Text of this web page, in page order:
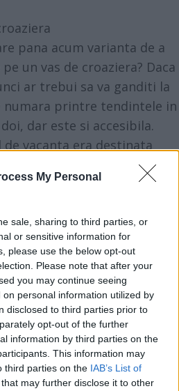
My Personal
sale, sharing to third parties, or
or sensitive information for
please use the below opt-out
Please note that after your
you may continue seeing
personal information utilized by
disclosed to third parties prior to
opt-out of the further
information by third parties on the
This information may
third parties on the IAB’s List of
that may further disclose it to other
pana acum varianta de a
un vas de croaziera? Daca
ar trebui sa va ganditi la
numara printre tendintele in
dar este si accesibila.
vacanta era destinata
jumatate! Astfel, pretul
la 599 de euro, cu toate